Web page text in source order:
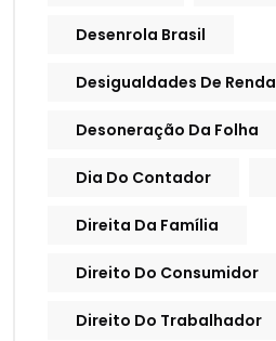
Desenrola Brasil
Desigualdades De Renda
Desoneração Da Folha
Dia Do Contador
Direita Da Família
Direito Do Consumidor
Direito Do Trabalhador